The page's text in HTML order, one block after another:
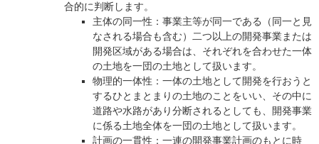
合的に判断します。
主体の同一性：事業主等が同一である（同一と見
なされる場合も含む）二つ以上の開発事業または
開発区域がある場合は、それぞれを合わせた一体
の土地を一団の土地として扱います。
物理的一体性：一体の土地として開発を行おうと
するひとまとまりの土地のことをいい、その中に
道路や水路があり分断されるとしても、開発事業
に係る土地全体を一団の土地として扱います。
計画の一貫性：一連の開発事業計画のもとに時